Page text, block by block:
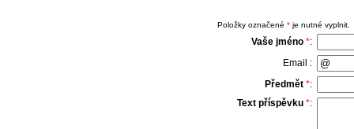
Položky označené *je nutné vyplnit.
Vaše jméno *:
Email :
Předmět *:
Text příspěvku *: